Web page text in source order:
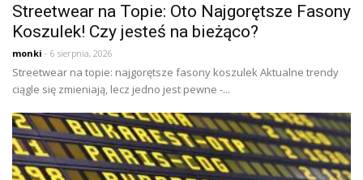
Streetwear na Topie: Oto Najgorętsze Fasony
Koszulek! Czy jesteś na bieżąco?
monki - 6 sierpnia, 2026
Streetwear na topie: najgorętsze fasony koszulek Aktualne trendy
ciągle się zmieniają, lecz jedno jest pewne -...